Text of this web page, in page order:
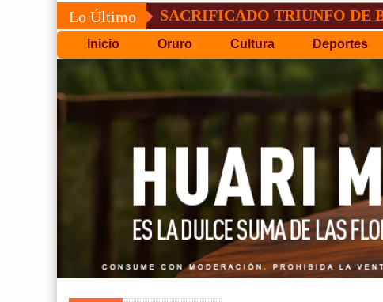
Lo Último
SACRIFICADO TRIUNFO DE BOLÍVAR
Inicio Oruro Cultura Deportes